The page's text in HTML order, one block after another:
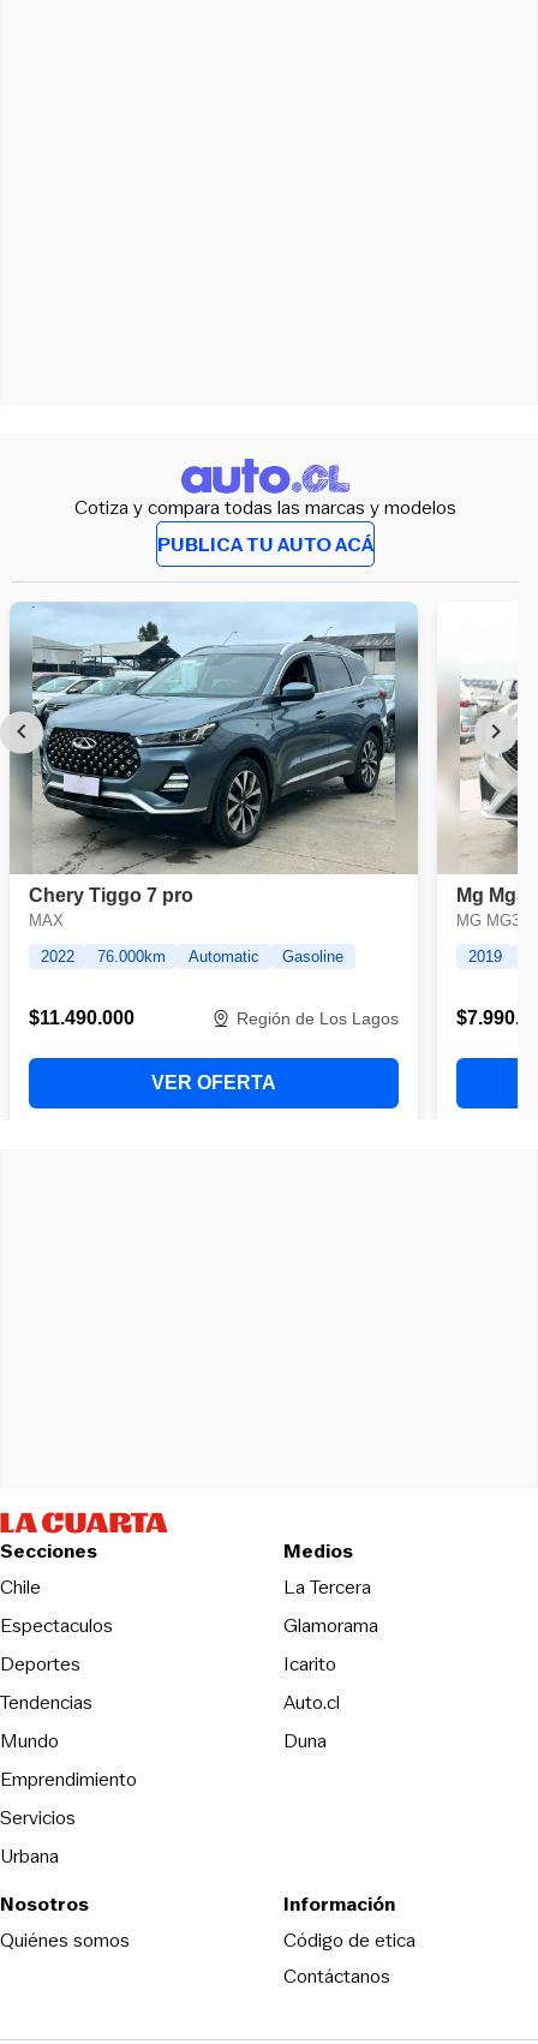
Cotiza y compara todas las marcas y modelos
PUBLICA TU AUTO ACÁ
Secciones
Chile
Espectaculos
Deportes
Tendencias
Mundo
Emprendimiento
Servicios
Urbana
Medios
La TerceraOpens in new
Glamorama
Icarito
Auto.cl
DunaOpens in new window
Nosotros
Quiénes somos
Información
Código de eticaOpens in new
Contáctanos